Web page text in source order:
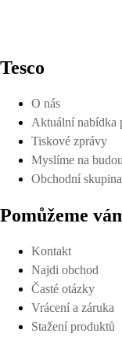
Tesco
O nás
Aktuální nabídka
Tiskové zprávy
Myslíme na
Obchodní
Pomůžeme
Kontakt
Najdi obchod
Časté otázky
Vrácení a záruka
Stažení produktů